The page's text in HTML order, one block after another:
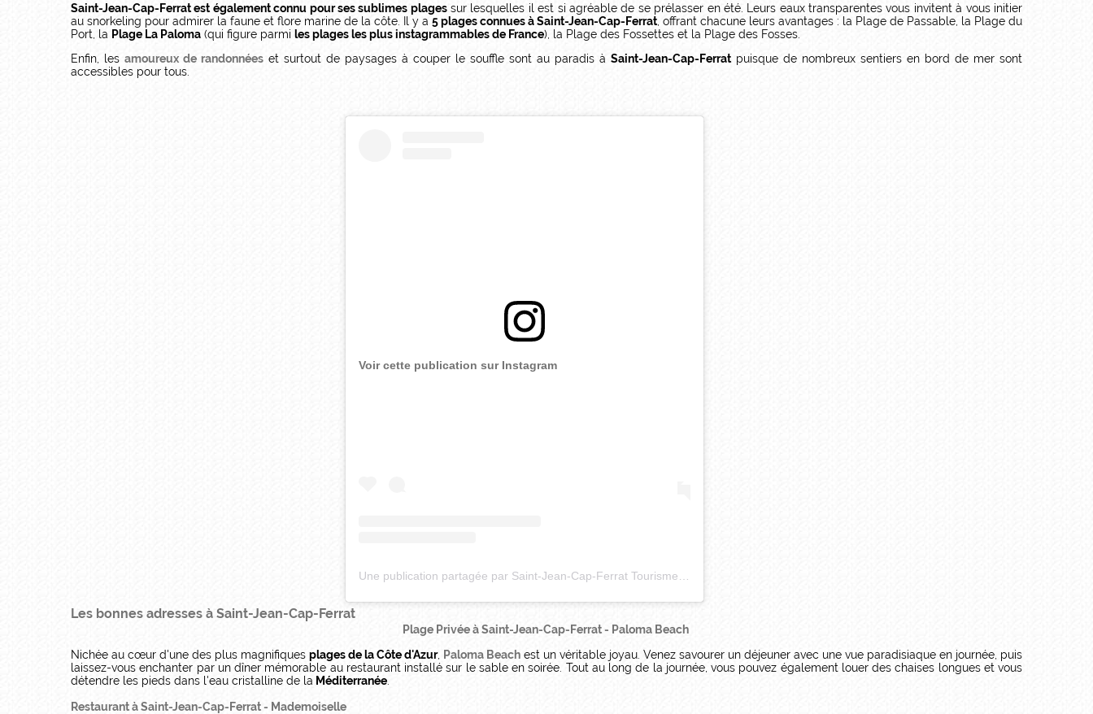
Saint-Jean-Cap-Ferrat est également connu pour ses sublimes plagessur lesquelles il est si agréable de se prélasser en été. Leurs eaux transparentes vous invitent à vous initier
au snorkeling pour admirer la faune et flore marine de la côte. Il y a 5 plages connues à Saint-Jean-Cap-Ferrat , offrant chacune leurs avantages : la Plage de Passable, la Plage du
Port, la Plage La Paloma (qui figure parmi les plages les plus instagrammables de France), la Plage des Fossettes et la Plage des Fosses.
Enfin, les amoureux de randonnées et surtout de paysages à couper le souffle sont au paradis à Saint-Jean-Cap-Ferrat puisque de nombreux sentiers en bord de mer sont
accessibles pour tous.
Voir cette publication sur Instagram
Les bonnes adresses à Saint-Jean-Cap-Ferrat
Plage Privée à Saint-Jean-Cap-Ferrat - Paloma Beach
Nichée au cœur d'une des plus magnifiquesplages de la Côte d'Azur, Paloma Beach est un véritable joyau. Venez savourer un déjeuner avec une vue paradisiaque en journée, puis
laissez-vous enchanter par un dîner mémorable au restaurant installé sur le sable en soirée. Tout au long de la journée, vous pouvez également louer des chaises longues et vous
détendre les pieds dans l'eau cristalline de la Méditerranée
Restaurant à Saint-Jean-Cap-Ferrat - Mademoiselle